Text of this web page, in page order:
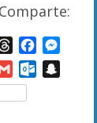
ThreadsFacebook
Gmail